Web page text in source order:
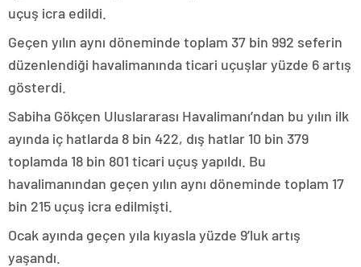
uçuş icra edildi.
Geçen yılın aynı döneminde toplam 37 bin 992 seferin
düzenlendiği havalimanında ticari uçuşlar yüzde 6 artış
gösterdi.
Sabiha Gökçen Uluslararası Havalimanı’ndan bu yılın ilk
ayında iç hatlarda 8 bin 422, dış hatlar 10 bin 379
toplamda 18 bin 801 ticari uçuş yapıldı. Bu
havalimanından geçen yılın aynı döneminde toplam 17
bin 215 uçuş icra edilmişti.
Ocak ayında geçen yıla kıyasla yüzde 9’luk artış
yaşandı.